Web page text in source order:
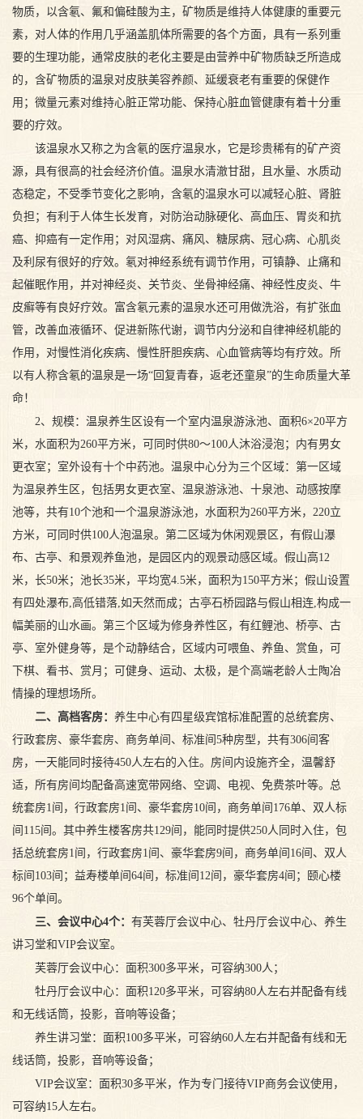
物质，以含氡、氟和偏硅酸为主，矿物质是维持人体健康的重要元
素，对人体的作用几乎涵盖肌体所需要的各个方面，具有一系列重
要的生理功能，通常皮肤的老化主要是由营养中矿物质缺乏所造成
的，含矿物质的温泉对皮肤美容养颜、延缓衰老有重要的保健作
用；微量元素对维持心脏正常功能、保持心脏血管健康有着十分重
要的疗效。
该温泉水又称之为含氡的医疗温泉水，它是珍贵稀有的矿产资
源，具有很高的社会经济价值。温泉水清澈甘甜，且水量、水质动
态稳定，不受季节变化之影响，含氡的温泉水可以减轻心脏、肾脏
负担；有利于人体生长发育，对防治动脉硬化、高血压、胃炎和抗
癌、抑癌有一定作用；对风湿病、痛风、糖尿病、冠心病、心肌炎
及利尿有很好的疗效。氡对神经系统有调节作用，可镇静、止痛和
起催眠作用，并对神经炎、关节炎、坐骨神经痛、神经性皮炎、牛
皮癣等有良好疗效。富含氡元素的温泉水还可用做洗浴，有扩张血
管，改善血液循环、促进新陈代谢，调节内分泌和自律神经机能的
作用，对慢性消化疾病、慢性肝胆疾病、心血管病等均有疗效。所
以有人称含氡的温泉是一场“回复青春，返老还童泉”的生命质量大革
命！
2、规模：温泉养生区设有一个室内温泉游泳池、面积6×20平方
米，水面积为260平方米，可同时供80～100人沐浴浸泡；内有男女
更衣室；室外设有十个中药池。温泉中心分为三个区域：第一区域
为温泉养生区，包括男女更衣室、温泉游泳池、十泉池、动感按摩
池等，共有10个池和一个温泉游泳池，水面积为260平方米，220立
方米，可同时供100人泡温泉。第二区域为休闲观景区，有假山瀑
布、古亭、和景观养鱼池，是园区内的观景动感区域。假山高12
米，长50米；池长35米，平均宽4.5米，面积为150平方米；假山设置
有四处瀑布,高低错落,如天然而成；古亭石桥园路与假山相连,构成一
幅美丽的山水画。第三个区域为修身养性区，有红鲤池、桥亭、古
亭、室外健身等，是个动静结合，区域内可喂鱼、养鱼、赏鱼，可
下棋、看书、赏月；可健身、运动、太极，是个高端老龄人士陶冶
情操的理想场所。
二、高档客房： 养生中心有四星级宾馆标准配置的总统套房、
行政套房、豪华套房、商务单间、标准间5种房型，共有306间客
房，一天能同时接待450人左右的入住。房间内设施齐全，温馨舒
适，所有房间均配备高速宽带网络、空调、电视、免费茶叶等。总
统套房1间，行政套房1间、豪华套房10间，商务单间176单、双人标
间115间。其中养生楼客房共129间，能同时提供250人同时入住，包
括总统套房1间，行政套房1间、豪华套房9间，商务单间16间、双人
标间103间；益寿楼单间64间，标准间12间，豪华套房4间；颐心楼
96个单间。
三、会议中心4个： 有芙蓉厅会议中心、牡丹厅会议中心、养生
讲习堂和VIP会议室。
芙蓉厅会议中心：面积300多平米，可容纳300人；
牡丹厅会议中心：面积120多平米，可容纳80人左右并配备有线
和无线话筒，投影，音响等设备；
养生讲习堂：面积100多平米，可容纳60人左右并配备有线和无
线话筒，投影，音响等设备；
VIP会议室：面积30多平米，作为专门接待VIP商务会议使用，
可容纳15人左右。